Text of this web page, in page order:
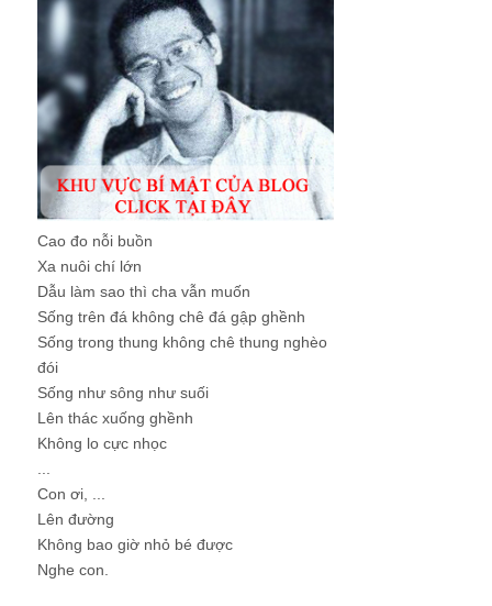
Cao đo nỗi buồn
Xa nuôi chí lớn
Dẫu làm sao thì cha vẫn muốn
Sống trên đá không chê đá gập ghềnh
Sống trong thung không chê thung nghèo
đói
Sống như sông như suối
Lên thác xuống ghềnh
Không lo cực nhọc
Con ơi, ...
Lên đường
Không bao giờ nhỏ bé được
Nghe con.